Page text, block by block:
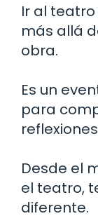
Ir al
más allá
obra.
Es un
para
Desde el
el teatro,
diferente.